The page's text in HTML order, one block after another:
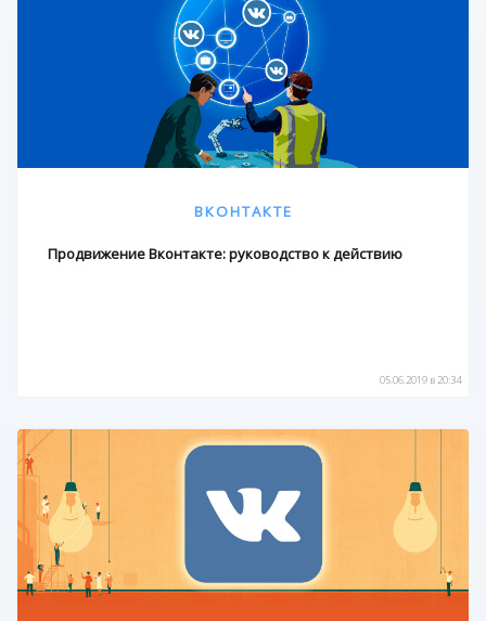
ВКОНТАКТЕ
Продвижение Вконтакте: руководство к действию
05.06.2019 в 20:34